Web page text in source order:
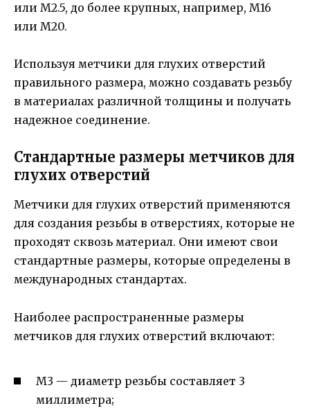
или М2.5, до более крупных, например, М16
или М20.
Используя метчики для глухих отверстий
правильного размера, можно создавать резьбу
в материалах различной толщины и получать
надежное соединение.
Стандартные размеры метчиков для
глухих отверстий
Метчики для глухих отверстий применяются
для создания резьбы в отверстиях, которые не
проходят сквозь материал. Они имеют свои
стандартные размеры, которые определены в
международных стандартах.
Наиболее распространенные размеры
метчиков для глухих отверстий включают:
М3 — диаметр резьбы составляет 3
миллиметра;